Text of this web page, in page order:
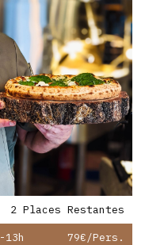
2 Places Restantes
13h 79€/pers.